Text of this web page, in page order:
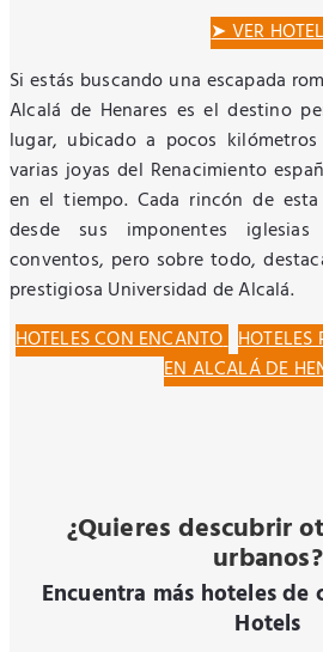
➤ VER
Si estás buscando una escapada
Alcalá de Henares es el destino
lugar, ubicado a pocos
varias joyas del Renacimiento
en el tiempo. Cada rincón de
desde sus imponentes
conventos, pero sobre todo,
prestigiosa Universidad de Alcalá.
HOTELES CON ENCANTO
EN ALCALÁ DE
¿Quieres descubrir
urbanos?
Encuentra más hoteles de
Hotels